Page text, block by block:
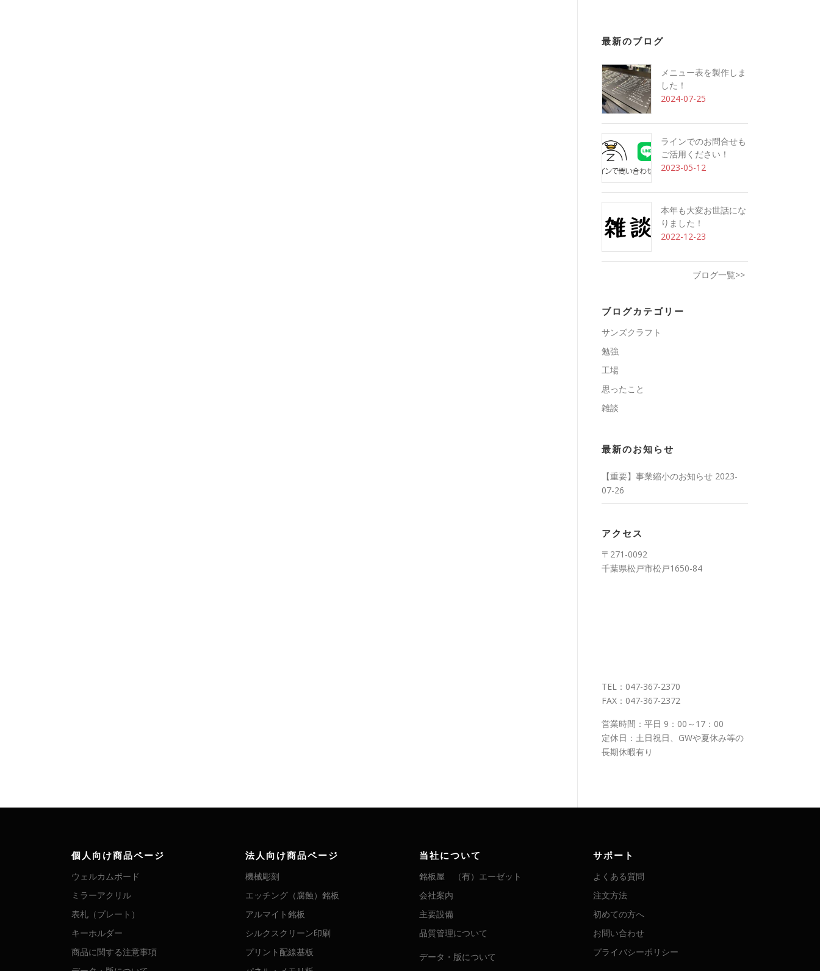
最新のブログ
メニュー表を製作しま
した！
2024-07-25
ラインでのお問合せも
ご活用ください！
2023-05-12
本年も大変お世話にな
りました！
2022-12-23
ブログ一覧>>
ブログカテゴリー
サンズクラフト
勉強
工場
思ったこと
雑談
最新のお知らせ
【重要】事業縮小のお知らせ 2023-
07-26
アクセス
〒271-0092
千葉県松戸市松戸1650-84
TEL：047-367-2370
FAX：047-367-2372
営業時間：平日 9：00～17：00
定休日：土日祝日、GWや夏休み等の
長期休暇有り
個人向け商品ページ
ウェルカムボード
ミラーアクリル
表札（プレート）
キーホルダー
商品に関する注意事項
法人向け商品ページ
機械彫刻
エッチング（腐蝕）銘板
アルマイト銘板
シルクスクリーン印刷
プリント配線基板
当社について
銘板屋 （有）エーゼット
会社案内
主要設備
品質管理について
データ・版について
サポート
よくある質問
注文方法
初めての方へ
お問い合わせ
プライバシーポリシー